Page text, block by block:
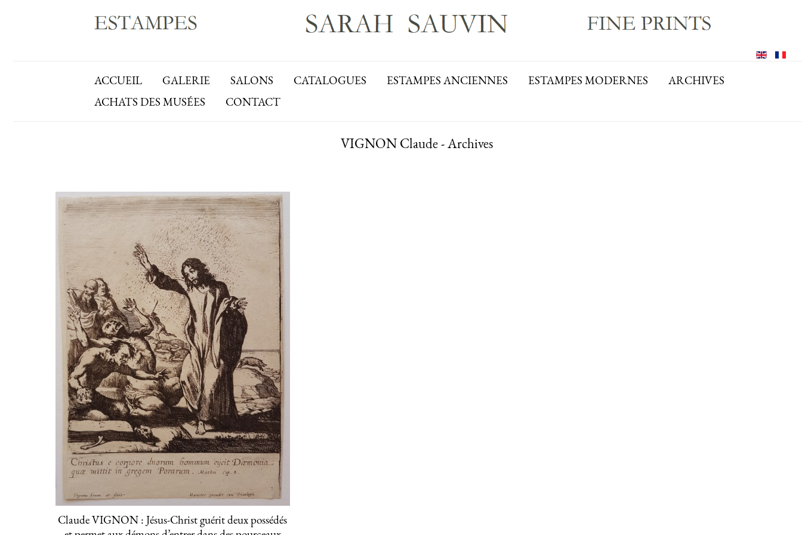
ACCUEIL GALERIE SALONS CATALOGUES ESTAMPES ANCIENNES ESTAMPES MODERNES
ARCHIVES
ACHATS DES MUSÉES
CONTACT
VIGNON Claude - Archives
Claude VIGNON : Jésus-Christ guérit deux possédés